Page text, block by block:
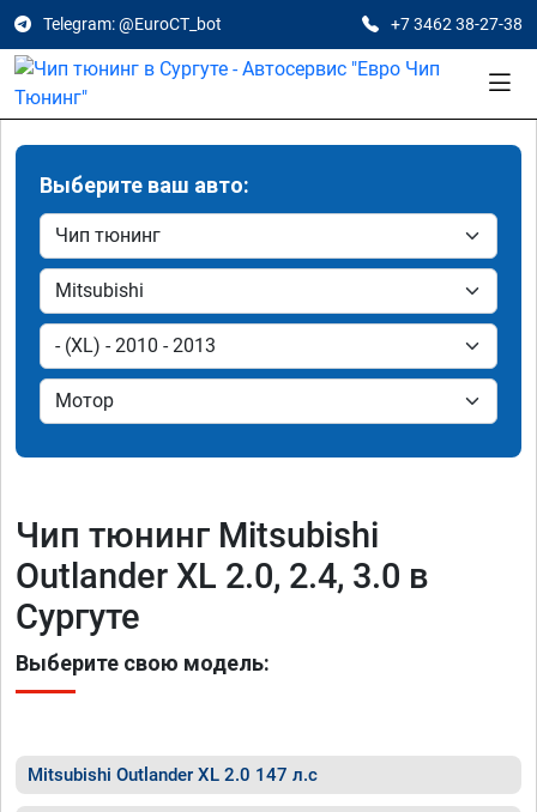
Telegram: @EuroCT_bot +7 3462 38-27-38
Выберите ваш авто:
Чип тюнинг Mitsubishi
Outlander XL 2.0, 2.4, 3.0 в
Сургуте
Выберите свою модель:
Mitsubishi Outlander XL 2.0 147 л.с